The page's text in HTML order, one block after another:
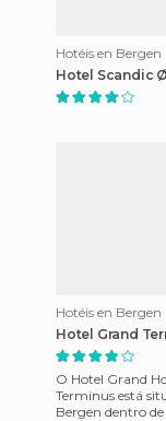
Hotéis en Bergen
Hotel Scandic
Hotéis en Bergen
Hotel Grand
O Hotel Grand
Terminus está
Bergen dentro de